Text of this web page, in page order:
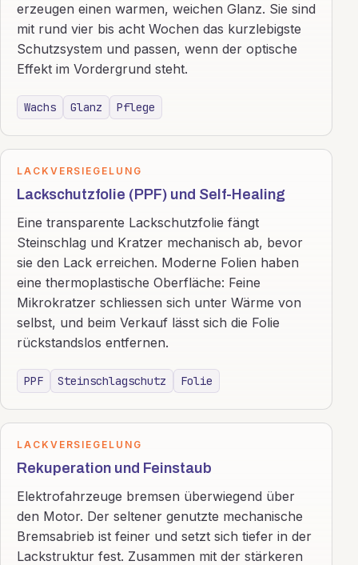
erzeugen einen warmen, weichen Glanz. Sie sind
mit rund vier bis acht Wochen das kurzlebigste
Schutzsystem und passen, wenn der optische
Effekt im Vordergrund steht.
Wachs Glanz Pflege
LACKVERSIEGELUNG
Lackschutzfolie (PPF) und Self-Healing
Eine transparente Lackschutzfolie fängt
Steinschlag und Kratzer mechanisch ab, bevor
sie den Lack erreichen. Moderne Folien haben
eine thermoplastische Oberfläche: Feine
Mikrokratzer schliessen sich unter Wärme von
selbst, und beim Verkauf lässt sich die Folie
rückstandslos entfernen.
PPF Steinschlagschutz Folie
LACKVERSIEGELUNG
Rekuperation und Feinstaub
Elektrofahrzeuge bremsen überwiegend über
den Motor. Der seltener genutzte mechanische
Bremsabrieb ist feiner und setzt sich tiefer in der
Lackstruktur fest. Zusammen mit der stärkeren